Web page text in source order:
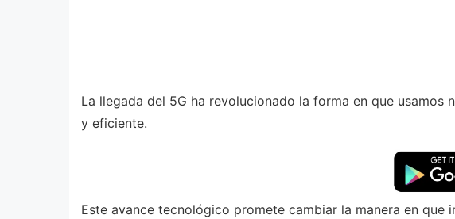
La llegada del 5G ha revolucionado la forma en que
y eficiente.
Este avance tecnológico promete cambiar la manera en